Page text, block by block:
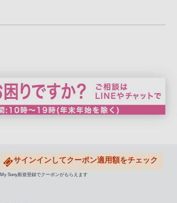
サインインしてクーポン適用額をチェック
My Sony新規登録でクーポンがもらえます